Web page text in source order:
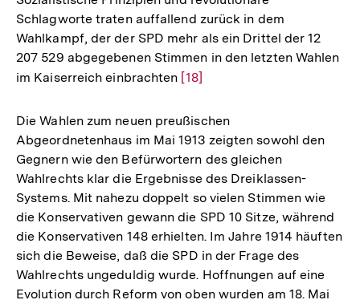
Schlagworte traten auffallend zurück in dem
Wahlkampf, der der SPD mehr als ein Drittel der 12
207 529 abgegebenen Stimmen in den letzten Wahlen
im Kaiserreich einbrachten Zur
der
Fußnote
[18]
Die Wahlen zum neuen preußischen
Abgeordnetenhaus im Mai 1913 zeigten sowohl den
Gegnern wie den Befürwortern des gleichen
Wahlrechts klar die Ergebnisse des Dreiklassen-
Systems. Mit nahezu doppelt so vielen Stimmen wie
die Konservativen gewann die SPD 10 Sitze, während
die Konservativen 148 erhielten. Im Jahre 1914 häuften
sich die Beweise, daß die SPD in der Frage des
Wahlrechts ungeduldig wurde. Hoffnungen auf eine
Evolution durch Reform von oben wurden am 18. Mai